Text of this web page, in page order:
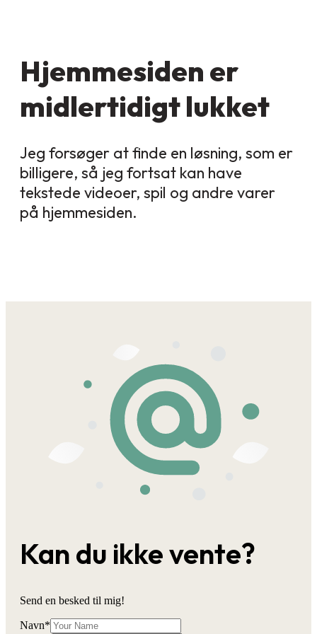
Hjemmesiden er
midlertidigt lukket
Jeg forsøger at finde en løsning, som er
billigere, så jeg fortsat kan have
tekstede videoer, spil og andre varer
på hjemmesiden.
Kan du ikke vente?
Send en besked til mig!
Navn*